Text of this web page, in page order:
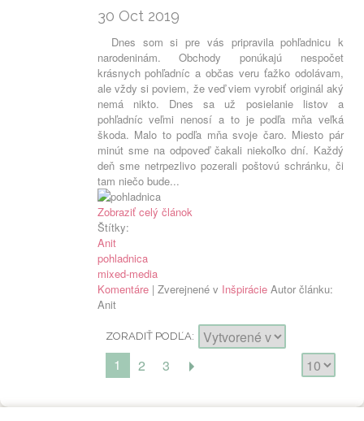
30 Oct 2019
Dnes som si pre vás pripravila pohľadnicu k
narodeninám. Obchody ponúkajú nespočet
krásnych pohľadníc a občas veru ťažko odolávam,
ale vždy si poviem, že veď viem vyrobiť originál aký
nemá nikto. Dnes sa už posielanie listov a
pohľadníc veľmi nenosí a to je podľa mňa veľká
škoda. Malo to podľa mňa svoje čaro. Miesto pár
minút sme na odpoveď čakali niekoľko dní. Každý
deň sme netrpezlivo pozerali poštovú schránku, či
tam niečo bude...
Zobraziť celý článok
Štítky:
Anit
pohladnica
mixed-media
Komentáre| Zverejnené v InšpirácieAutor článku:
Anit
ZORADIŤ PODĽA
1 2 3